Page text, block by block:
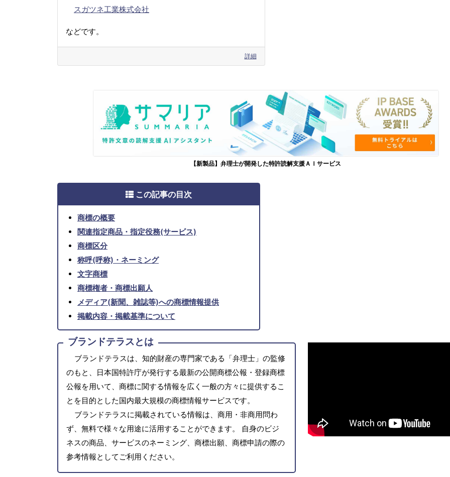
スガツネ工業株式会社
などです。
詳細
【新製品】弁理士が開発した特許読解支援ＡＩサービス
この記事の目次
商標の概要
関連指定商品・指定役務(サービス)
商標区分
称呼(呼称)・ネーミング
文字商標
商標権者・商標出願人
メディア(新聞、雑誌等)への商標情報提供
掲載内容・掲載基準について
ブランドテラスとは
ブランドテラスは、知的財産の専門家である「弁理士」の監修
のもと、日本国特許庁が発行する最新の公開商標公報・登録商標
公報を用いて、商標に関する情報を広く一般の方々に提供するこ
とを目的とした国内最大規模の商標情報サービスです。
ブランドテラスに掲載されている情報は、商用・非商用問わ
ず、無料で様々な用途に活用することができます。 自身のビジ
ネスの商品、サービスのネーミング、商標出願、商標申請の際の
参考情報としてご利用ください。